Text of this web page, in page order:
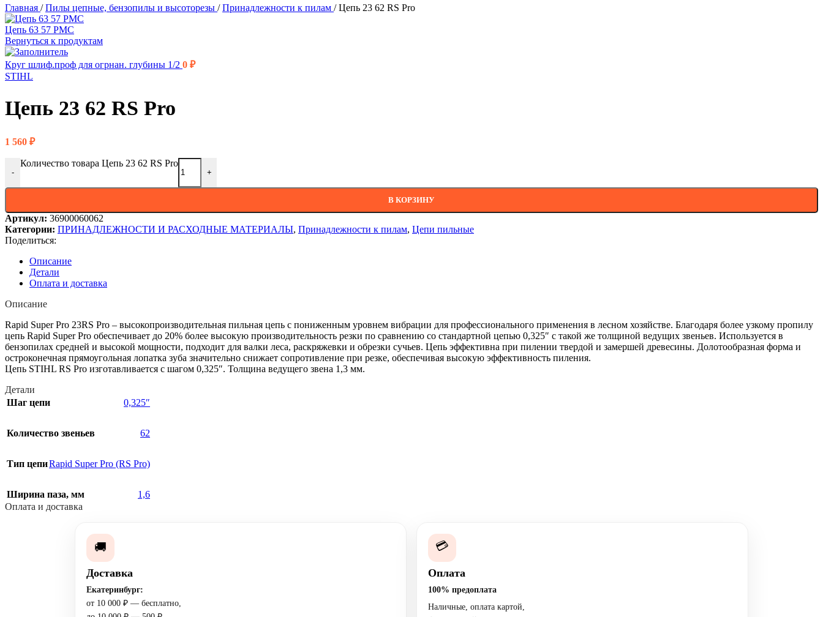
Главная / Пилы цепные, бензопилы и высоторезы / Принадлежности к пилам / Цепь 23 62 RS Pro
Цепь 63 57 PMC
Вернуться к продуктам
Круг шлиф.проф для огрнан. глубины 1/2 0 ₽
STIHL
Цепь 23 62 RS Pro
1 560 ₽
-
Количество товара Цепь 23 62 RS Pro
+
В КОРЗИНУ
Артикул: 36900060062
Категории: ПРИНАДЛЕЖНОСТИ И РАСХОДНЫЕ МАТЕРИАЛЫ, Принадлежности к пилам, Цепи пильные
Поделиться:
Описание
Детали
Оплата и доставка
Описание
Rapid Super Pro 23RS Pro – высокопроизводительная пильная цепь с пониженным уровнем вибрации для профессионального применения в лесном хозяйстве. Благодаря более узкому пропилу
цепь Rapid Super Pro обеспечивает до 20% более высокую производительность резки по сравнению со стандартной цепью 0,325″ с такой же толщиной ведущих звеньев. Используется в
бензопилах средней и высокой мощности, подходит для валки леса, раскряжевки и обрезки сучьев. Цепь эффективна при пилении твердой и замершей древесины. Долотообразная форма и
остроконечная прямоугольная лопатка зуба значительно снижает сопротивление при резке, обеспечивая высокую эффективность пиления.
Цепь STIHL RS Pro изготавливается с шагом 0,325″. Толщина ведущего звена 1,3 мм.
Детали
Шаг цепи
0,325″
Количество звеньев 62
Тип цепиRapid Super Pro (RS Pro)
Ширина паза, мм
1,6
Оплата и доставка
🚚
Доставка
Екатеринбург:
от 10 000 ₽ — бесплатно,
💳
Оплата
100% предоплата
Наличные, оплата картой,